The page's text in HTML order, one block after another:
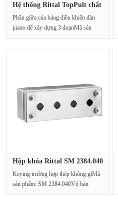
Hệ thống Rittal TopPult chất
Phần giữa của bảng điều khiển đàn
piano để xây dựng 3 đoạnMã sản
Hộp khóa Rittal SM 2384.040
Keying trường hợp thép không gỉMã
sản phẩm: SM 2384.040Vỏ bàn